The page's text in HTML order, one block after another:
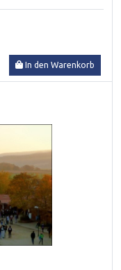
In den Warenkorb